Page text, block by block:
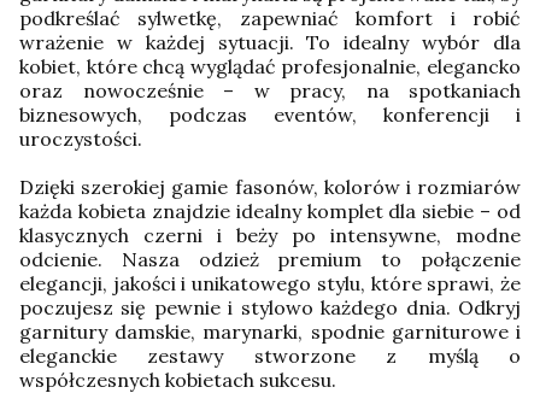
podkreślać sylwetkę, zapewniać komfort i robić
wrażenie w każdej sytuacji. To idealny wybór dla
kobiet, które chcą wyglądać profesjonalnie, elegancko
oraz nowocześnie – w pracy, na spotkaniach
biznesowych, podczas eventów, konferencji i
uroczystości.
Dzięki szerokiej gamie fasonów, kolorów i rozmiarów
każda kobieta znajdzie idealny komplet dla siebie – od
klasycznych czerni i beży po intensywne, modne
odcienie. Nasza odzież premium to połączenie
elegancji, jakości i unikatowego stylu, które sprawi, że
poczujesz się pewnie i stylowo każdego dnia. Odkryj
garnitury damskie, marynarki, spodnie garniturowe i
eleganckie zestawy stworzone z myślą o
współczesnych kobietach sukcesu.